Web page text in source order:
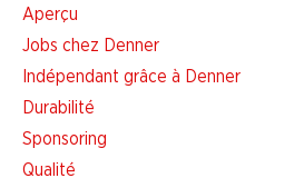
Aperçu
Jobs chez Denner
Indépendant grâce à Denner
Durabilité
Sponsoring
Qualité